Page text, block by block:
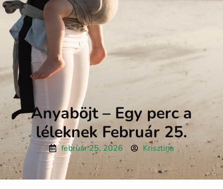
Anyaböjt – Egy perc a
léleknek Február 25.
február 25, 2026 Krisztina